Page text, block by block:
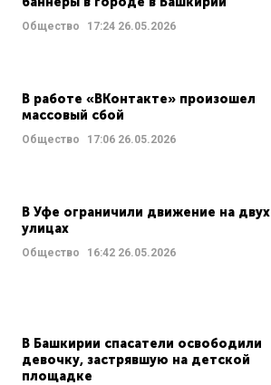
Общество 17:24 26.05.2026
В работе «ВКонтакте» произошел
массовый сбой
Общество 17:06 26.05.2026
В Уфе ограничили движение на двух
улицах
Общество 16:42 26.05.2026
В Башкирии спасатели освободили
девочку, застрявшую на детской
площадке